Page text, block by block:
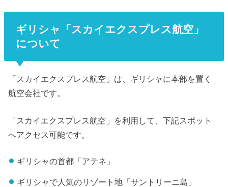
ギリシャ「スカイエクスプレス航空」
について
「スカイエクスプレス航空」は、ギリシャに本部を置く
航空会社です。
「スカイエクスプレス航空」を利用して、下記スポット
へアクセス可能です。
ギリシャの首都「アテネ」
ギリシャで人気のリゾート地「サントリーニ島」